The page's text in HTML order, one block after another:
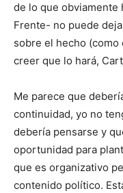
de lo que obviamente
Frente- no puede
sobre el hecho
creer que lo hará,
Me parece que
continuidad, yo no
debería pensarse y
oportunidad para
que es organizativo
contenido político.